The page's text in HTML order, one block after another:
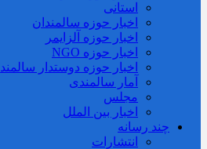
استانی
اخبار حوزه سالمندان
اخبار حوزه آلزايمر
اخبار حوزه NGO
اخبار حوزه دوستدار سالمند
آمار سالمندی
مجلس
اخبار بین الملل
چند رسانه
انتشارات